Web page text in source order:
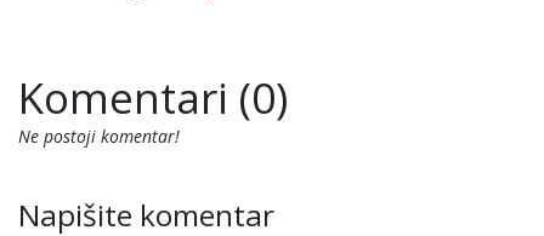
Komentari (0)
Ne postoji komentar!
Napišite komentar